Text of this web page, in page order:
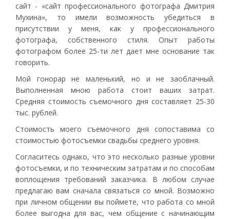
сайт - «сайт профессионального фотографа Дмитрия
Мухина», то имели возможность убедиться в
присутствии у меня, как у профессионального
фотографа, собственного стиля. Опыт работы
фотографом более 25-ти лет дает мне основание так
говорить.
Мой гонорар не маленький, но и не заоблачный.
Выполненная мною работа стоит ваших затрат.
Средняя стоимость съемочного дня составляет 25-30
тыс. рублей.
Стоимость моего съемочного дня сопоставима со
стоимостью фотосъемки свадьбы среднего уровня.
Согласитесь однако, что это несколько разные уровни
фотосъемки, и по техническим затратам и по способам
воплощения требований заказчика. В любом случае
предлагаю вам сначала связаться со мной. Возможно
при личном общении вы поймете, что работа со мной
более выгодна для вас, чем общение с начинающим